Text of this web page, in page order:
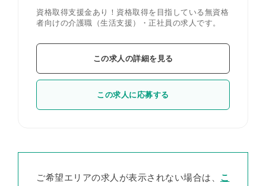
資格取得支援金あり！資格取得を目指している無資格
者向けの介護職（生活支援）・正社員の求人です。
この求人の詳細を見る
この求人に応募する
ご希望エリアの求人が表示されない場合は、 こ